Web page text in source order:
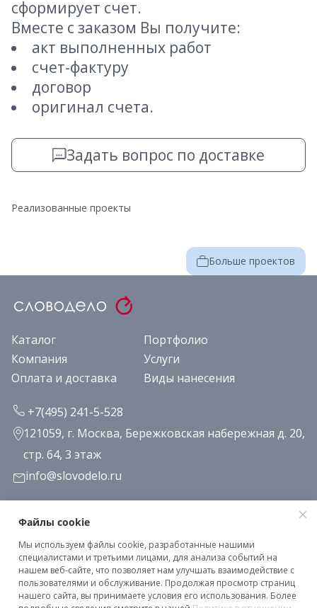
сформирует счет.
Вместе с заказом Вы получите:
акт выполненных работ
счет-фактуру
договор
оригинал счета.
Задать вопрос по доставке
Реализованные проекты
Больше проектов
Каталог
Портфолио
Компания
Услуги
Оплата и доставка
Виды нанесения
+7(495) 241-5-528
121059, г. Москва, Бережковская набережная д. 20,
стр. 64, 3 этаж
info@slovodelo.ru
Заказать звонок
Подписаться на рассылку
Клиентское соглашение
Файлы cookie
Мы используем файлы cookie, разработанные нашими
специалистами и третьими лицами, для анализа событий на
нашем веб-сайте, что позволяет нам улучшать взаимодействие с
пользователями и обслуживание. Продолжая просмотр страниц
нашего сайта, вы принимаете условия его использования. Более